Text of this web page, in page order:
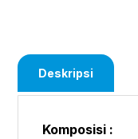
Deskripsi
Komposisi :